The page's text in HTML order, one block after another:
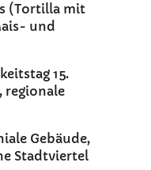
(Tortilla mit
und
15.
regionale
Gebäude,
Stadtviertel